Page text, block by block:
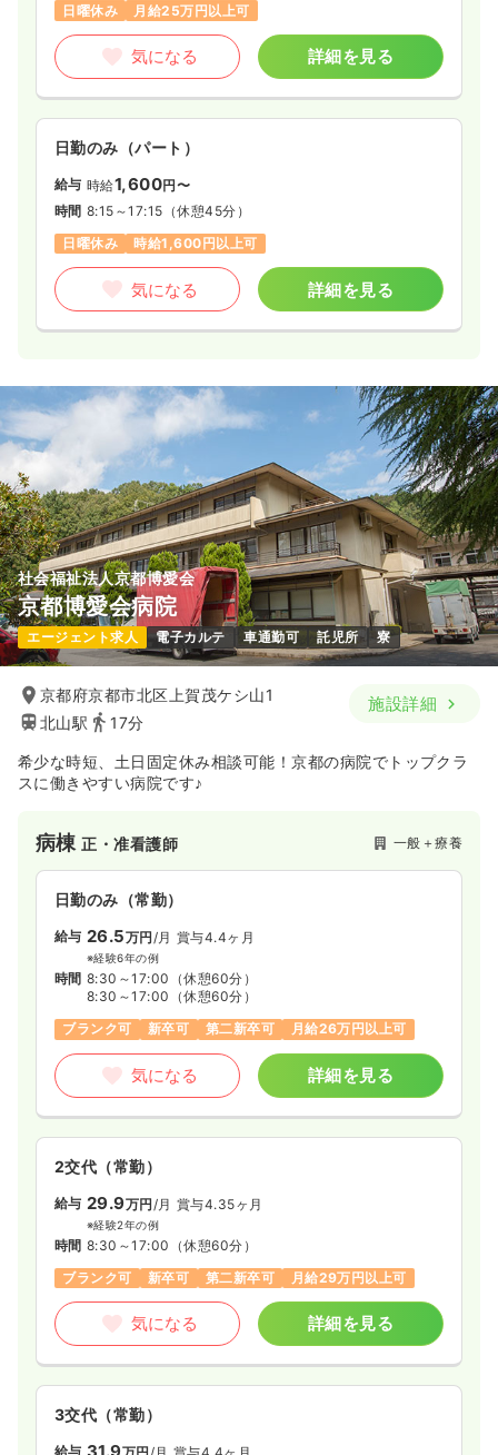
日曜休み
月給25万円以上可
気になる 詳細を見る
日勤のみ（パート）
給与 時給1,600円〜
時間 8:15～17:15 （休憩45分）
日曜休み
時給1,600円以上可
気になる 詳細を見る
社会福祉法人京都博愛会
京都博愛会病院
エージェント求人 電子カルテ 車通勤可 託児所 寮
京都府京都市北区上賀茂ケシ山1
北山駅
17分
施設詳細
希少な時短、土日固定休み相談可能！京都の病院でトップクラ
スに働きやすい病院です♪
病棟正・准看護師 一般＋療養
日勤のみ（常勤）
給与 26.5万円/月 賞与4.4ヶ月
※経験6年の例
時間 8:30～17:00 （休憩60分）
8:30～17:00 （休憩60分）
ブランク可
新卒可 第二新卒可 月給26万円以上可
気になる 詳細を見る
2交代（常勤）
給与 29.9万円 /月 賞与4.35ヶ月
※経験2年の例
時間 8:30～17:00 （休憩60分）
ブランク可
新卒可 第二新卒可 月給29万円以上可
気になる 詳細を見る
3交代（常勤）
給与